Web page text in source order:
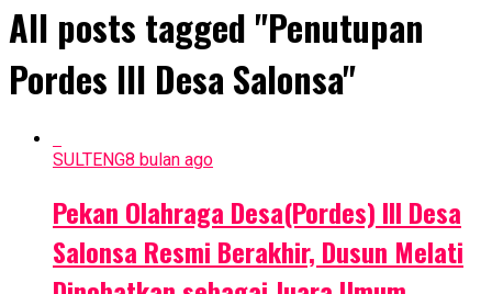
All posts tagged "Penutupan
Pordes lll Desa Salonsa"
SULTENG8 bulan ago
Pekan Olahraga Desa(Pordes) III Desa
Salonsa Resmi Berakhir, Dusun Melati